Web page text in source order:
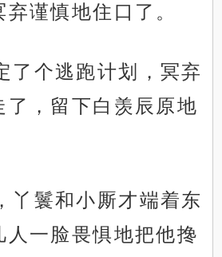
谨慎地住口了。
了个逃跑计划，冥弃
了，留下白羡辰原地
丫鬟和小厮才端着东
人一脸畏惧地把他搀